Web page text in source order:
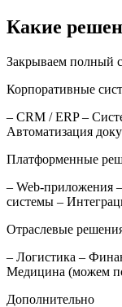
Какие
Закрываем полный
Корпоративные
– CRM / ERP –
Автоматизация
Платформенные
– Web-приложения
системы –
Отраслевые
– Логистика –
Медицина (можем
Дополнительно